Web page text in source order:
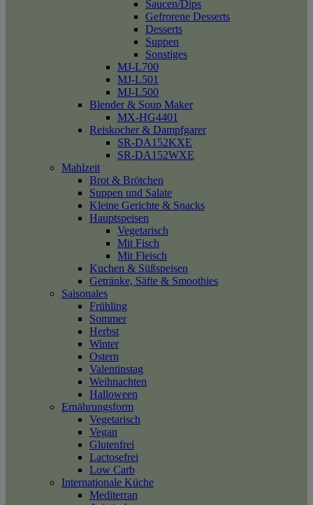
Saucen/Dips
Gefrorene Desserts
Desserts
Suppen
Sonstiges
MJ-L700
MJ-L501
MJ-L500
Blender & Soup Maker
MX-HG4401
Reiskocher & Dampfgarer
SR-DA152KXE
SR-DA152WXE
Mahlzeit
Brot & Brötchen
Suppen und Salate
Kleine Gerichte & Snacks
Hauptspeisen
Vegetarisch
Mit Fisch
Mit Fleisch
Kuchen & Süßspeisen
Getränke, Säfte & Smoothies
Saisonales
Frühling
Sommer
Herbst
Winter
Ostern
Valentinstag
Weihnachten
Halloween
Ernährungsform
Vegetarisch
Vegan
Glutenfrei
Lactosefrei
Low Carb
Internationale Küche
Mediterran